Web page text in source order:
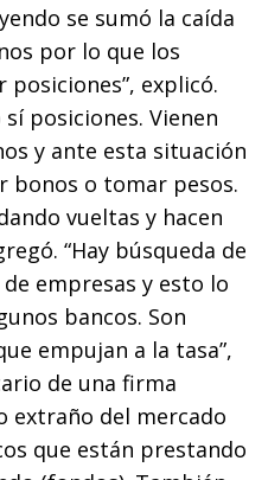
se sumó la caída
por lo que los
explicó.
posiciones. Vienen
y ante esta situación
bonos o tomar pesos.
vueltas y hacen
“Hay búsqueda de
empresas y esto lo
bancos. Son
empujan a la tasa”,
de una firma
extraño del mercado
que están prestando